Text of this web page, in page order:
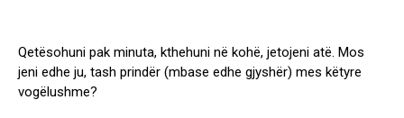
Qetësohuni pak minuta, kthehuni në kohë, jetojeni atë. Mos
jeni edhe ju, tash prindër (mbase edhe gjyshër) mes këtyre
vogëlushme?